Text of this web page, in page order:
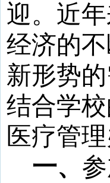
迎。近
经济的
新形势
结合学
医疗管
一、